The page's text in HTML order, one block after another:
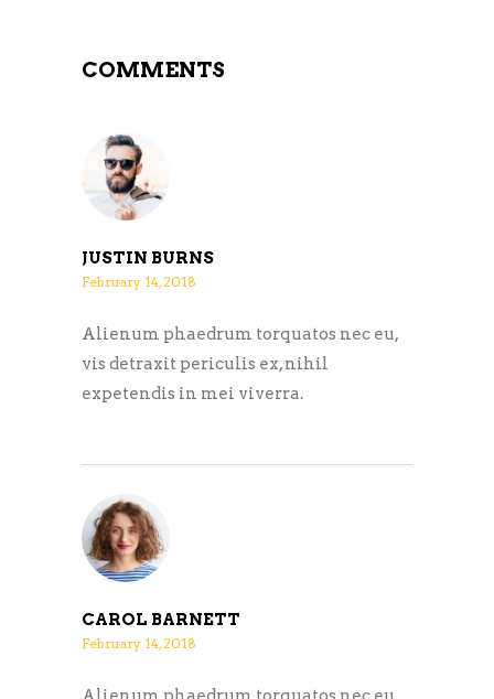
COMMENTS
JUSTIN BURNS
February 14, 2018
Alienum phaedrum torquatos nec eu,
vis detraxit periculis ex, nihil
expetendis in mei viverra.
CAROL BARNETT
February 14, 2018